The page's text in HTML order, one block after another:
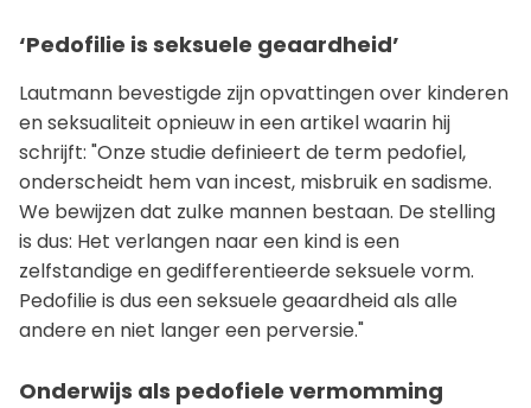
‘Pedofilie is seksuele geaardheid’
Lautmann bevestigde zijn opvattingen over kinderen
en seksualiteit opnieuw in een artikel waarin hij
schrijft: "Onze studie definieert de term pedofiel,
onderscheidt hem van incest, misbruik en sadisme.
We bewijzen dat zulke mannen bestaan. De stelling
is dus: Het verlangen naar een kind is een
zelfstandige en gedifferentieerde seksuele vorm.
Pedofilie is dus een seksuele geaardheid als alle
andere en niet langer een perversie."
Onderwijs als pedofiele vermomming